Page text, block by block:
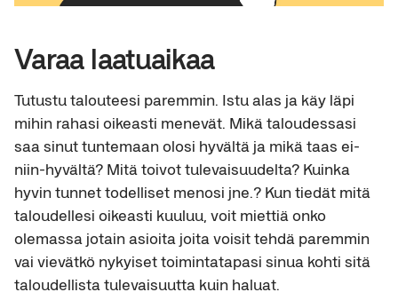
Varaa laatuaikaa
Tutustu talouteesi paremmin. Istu alas ja käy läpi
mihin rahasi oikeasti menevät. Mikä taloudessasi
saa sinut tuntemaan olosi hyvältä ja mikä taas ei-
niin-hyvältä? Mitä toivot tulevaisuudelta? Kuinka
hyvin tunnet todelliset menosi jne.? Kun tiedät mitä
taloudellesi oikeasti kuuluu, voit miettiä onko
olemassa jotain asioita joita voisit tehdä paremmin
vai vievätkö nykyiset toimintatapasi sinua kohti sitä
taloudellista tulevaisuutta kuin haluat.